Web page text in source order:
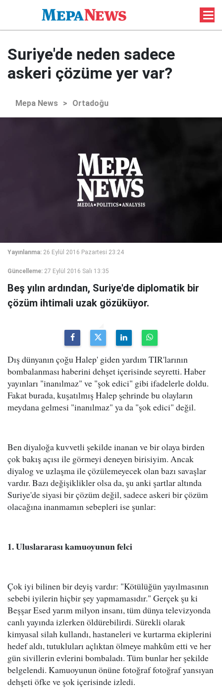
Suriye'de neden sadece
askeri çözüme yer var?
Mepa News > Ortadoğu
Yayınlanma: 26 Eylül 2016 Pazartesi 23:24
Güncelleme: 27 Eylül 2016 Salı 13:35
Beş yılın ardından, Suriye'de diplomatik bir
çözüm ihtimali uzak gözüküyor.
Dış dünyanın çoğu Halep' giden yardım TIR'larının
bombalanması haberini dehşet içerisinde seyretti. Haber
yayınları "inanılmaz" ve "şok edici" gibi ifadelerle doldu.
Fakat burada, kuşatılmış Halep şehrinde bu olayların
meydana gelmesi "inanılmaz" ya da "şok edici" değil.
Ben diyaloğa kuvvetli şekilde inanan ve bir olaya birden
çok bakış açısı ile görmeyi deneyen birisiyim. Ancak
diyalog ve uzlaşma ile çözülemeyecek olan bazı savaşlar
vardır. Bazı değişiklikler olsa da, şu anki şartlar altında
Suriye'de siyasi bir çözüm değil, sadece askeri bir çözüm
olacağına inanmamın sebepleri ise şunlar:
1. Uluslararası kamuoyunun felci
Çok iyi bilinen bir deyiş vardır: "Kötülüğün yayılmasının
sebebi iyilerin hiçbir şey yapmamasıdır." Gerçek şu ki
Beşşar Esed yarım milyon insanı, tüm dünya televizyonda
canlı yayında izlerken öldürebilirdi. Sürekli olarak
kimyasal silah kullandı, hastaneleri ve kurtarma ekiplerini
hedef aldı, tutukluları açlıktan ölmeye mahkûm etti ve her
gün sivillerin evlerini bombaladı. Tüm bunlar her şekilde
belgelendi. Kamuoyunun önüne fotoğraf fotoğraf yansıyan
dehşeti öfke ve şok içerisinde izledi.